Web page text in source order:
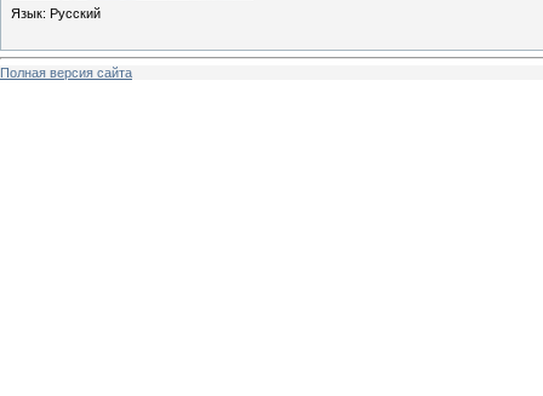
Язык: Русский
Полная версия сайта